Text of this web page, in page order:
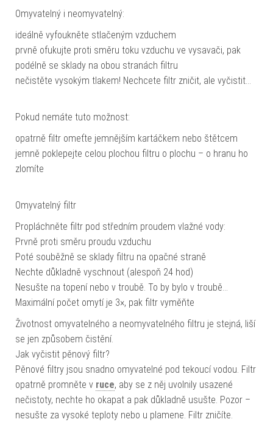
Omyvatelný i neomyvatelný:
ideálně vyfoukněte stlačeným vzduchem
prvně ofukujte proti směru toku vzduchu ve vysavači, pak
podélně se sklady na obou stranách filtru
nečistěte vysokým tlakem! Nechcete filtr zničit, ale vyčistit…
Pokud nemáte tuto možnost:
opatrně filtr omeťte jemnějším kartáčkem nebo štětcem
jemně poklepejte celou plochou filtru o plochu – o hranu ho
zlomíte
Omyvatelný filtr
Propláchněte filtr pod středním proudem vlažné vody:
Prvně proti směru proudu vzduchu
Poté souběžně se sklady filtru na opačné straně
Nechte důkladně vyschnout (alespoň 24 hod)
Nesušte na topení nebo v troubě. To by bylo v troubě…
Maximální počet omytí je 3×, pak filtr vyměňte
Životnost omyvatelného a neomyvatelného filtru je stejná, liší
se jen způsobem čistění.
Jak vyčistit pěnový filtr?
Pěnové filtry jsou snadno omyvatelné pod tekoucí vodou. Filtr
opatrně promněte v ruce, aby se z něj uvolnily usazené
nečistoty, nechte ho okapat a pak důkladně usušte. Pozor –
nesušte za vysoké teploty nebo u plamene. Filtr zničíte.